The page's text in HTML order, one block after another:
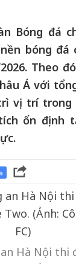
Bóng đá
bóng đá
Theo
Á với
vị trí trong
ổn định
Hà Nội thi